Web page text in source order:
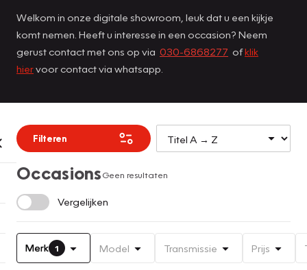
Welkom in onze digitale showroom, leuk dat u een kijkje
komt nemen. Heeft u interesse in een occasion? Neem
gerust contact met ons op via 030-6868277 ofklik
hiervoor contact via whatsapp.
Filteren
OccasionsGeen resultaten
Vergelijken
Merk 1 Model Transmissie Prijs